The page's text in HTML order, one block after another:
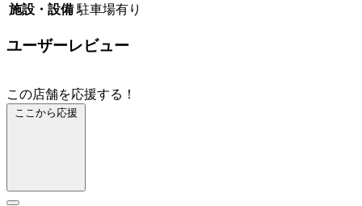
施設・設備 駐車場有り
ユーザーレビュー
この店舗を応援する！
ここから応援